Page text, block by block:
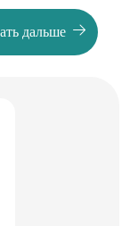
в
фито- и
методом
дальше